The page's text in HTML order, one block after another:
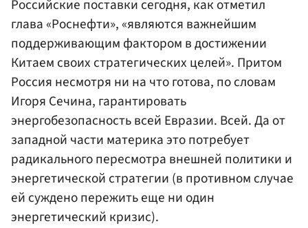
Российские поставки сегодня, как отметил
глава «Роснефти», «являются важнейшим
поддерживающим фактором в достижении
Китаем своих стратегических целей». Притом
Россия несмотря ни на что готова, по словам
Игоря Сечина, гарантировать
энергобезопасность всей Евразии. Всей. Да от
западной части материка это потребует
радикального пересмотра внешней политики и
энергетической стратегии (в противном случае
ей суждено пережить еще ни один
энергетический кризис).